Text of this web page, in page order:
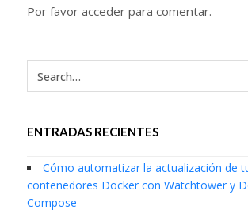
Por favor acceder para comentar.
ENTRADAS RECIENTES
Cómo automatizar la actualización de
contenedores Docker con Watchtower y
Compose